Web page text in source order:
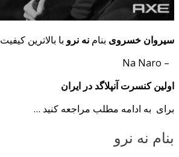
سیروان خسروی بنام نه نرو با بالاترین کیفیت
– Na Naro
اولین کنسرت آنپلاگد در ایران
برای به ادامه مطلب مراجعه کنید …
بنام نه نرو